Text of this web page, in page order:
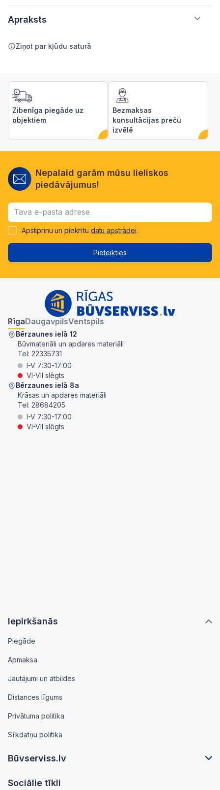
Apraksts
Ziņot par kļūdu saturā
Zibenīga piegāde uz
objektiem
Bezmaksas
konsultācijas preču
izvēlē
Nepalaid garām mūsu lieliskos
piedāvājumus!
Apstiprinu un piekrītu datu apstrādei.
Pieteikties
Iepirkšanās
Piegāde
Apmaksa
Jautājumi un atbildes
Distances līgums
Privātuma politika
Sīkdatņu politika
Būvserviss.lv
Sociālie tīkli
RīgaDaugavpilsVentspils
Bērzaunes ielā 12
Būvmateriāli un apdares materiāli
Tel: 22335731
I-V 7:30-17:00
VI-VII slēgts
Bērzaunes ielā 8a
Krāsas un apdares materiāli
Tel: 28684205
I-V 7:30-17:00
VI-VII slēgts